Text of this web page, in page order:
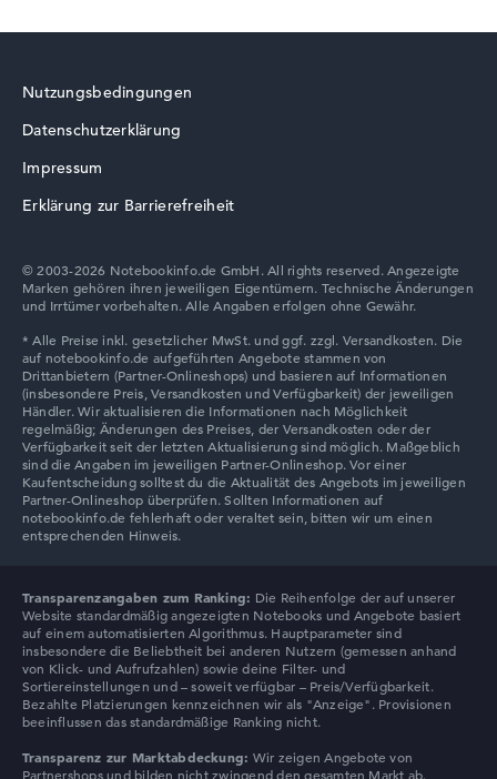
Lenovo Chromebook
Lenovo LOQ
Nutzungsbedingungen
Datenschutzerklärung
Impressum
Erklärung zur Barrierefreiheit
© 2003-2026 Notebookinfo.de GmbH. All rights reserved. Angezeigte
Marken gehören ihren jeweiligen Eigentümern. Technische Änderungen
und Irrtümer vorbehalten. Alle Angaben erfolgen ohne Gewähr.
Transparenzangaben zum Ranking: Die Reihenfolge der auf unserer
Website standardmäßig angezeigten Notebooks und Angebote basiert
auf einem automatisierten Algorithmus. Hauptparameter sind
insbesondere die Beliebtheit bei anderen Nutzern (gemessen anhand
von Klick- und Aufrufzahlen) sowie deine Filter- und
Sortiereinstellungen und – soweit verfügbar – Preis/Verfügbarkeit.
Bezahlte Platzierungen kennzeichnen wir als "Anzeige". Provisionen
beeinflussen das standardmäßige Ranking nicht.
Transparenz zur Marktabdeckung: Wir zeigen Angebote von
Partnershops und bilden nicht zwingend den gesamten Markt ab.